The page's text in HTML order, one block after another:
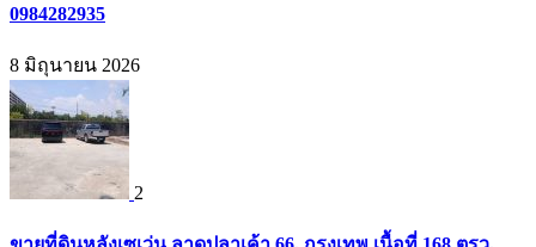
0984282935
8 มิถุนายน 2026
2